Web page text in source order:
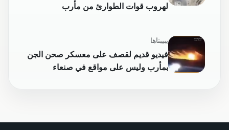
لهروب قوات الطوارئ من مأرب
يبيبناها
فيديو قديم لقصف على معسكر صحن الجن
بمأرب وليس على مواقع في صنعاء